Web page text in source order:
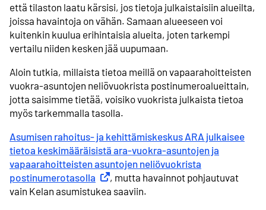
että tilaston laatu kärsisi, jos tietoja julkaistaisiin alueilta,
joissa havaintoja on vähän. Samaan alueeseen voi
kuitenkin kuulua erihintaisia alueita, joten tarkempi
vertailu niiden kesken jää uupumaan.
Aloin tutkia, millaista tietoa meillä on vapaarahoitteisten
vuokra-asuntojen neliövuokrista postinumeroalueittain,
jotta saisimme tietää, voisiko vuokrista julkaista tietoa
myös tarkemmalla tasolla.
Asumisen rahoitus- ja kehittämiskeskus ARA julkaisee
tietoa keskimääräisistä ara-vuokra-asuntojen ja
vapaarahoitteisten asuntojen neliövuokrista
postinumerotasolla Ulkoinen linkki
, mutta havainnot pohjautuvat
vain Kelan asumistukea saaviin.